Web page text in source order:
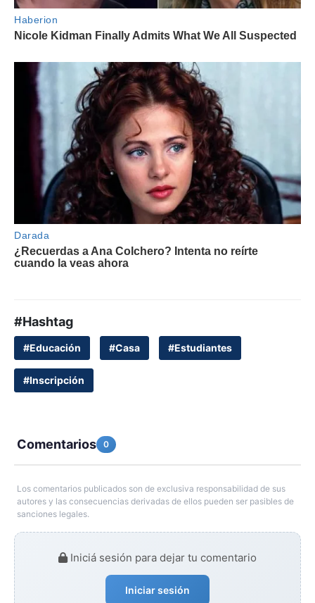
#Hashtag
#Educación #Casa #Estudiantes
#Inscripción
Comentarios 0
Los comentarios publicados son de exclusiva responsabilidad de sus
autores y las consecuencias derivadas de ellos pueden ser pasibles de
sanciones legales.
Iniciá sesión para dejar tu comentario
Iniciar sesión